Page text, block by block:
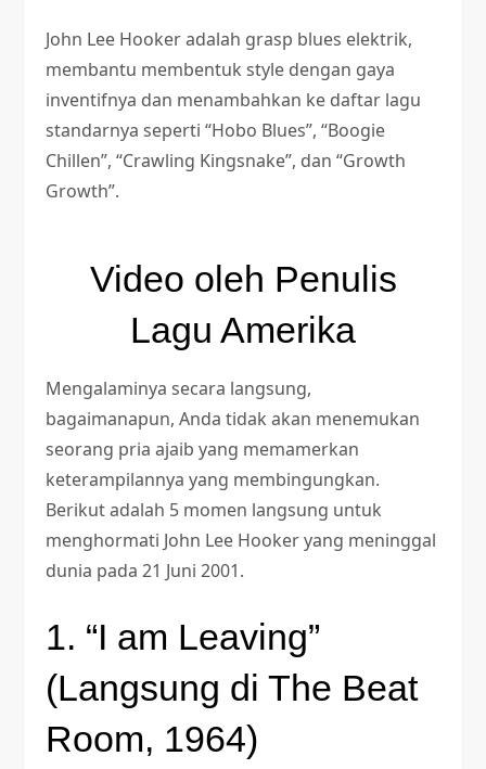
John Lee Hooker adalah grasp blues elektrik,
membantu membentuk style dengan gaya
inventifnya dan menambahkan ke daftar lagu
standarnya seperti “Hobo Blues”, “Boogie
Chillen”, “Crawling Kingsnake”, dan “Growth
Growth”.
Video oleh Penulis
Lagu Amerika
Mengalaminya secara langsung,
bagaimanapun, Anda tidak akan menemukan
seorang pria ajaib yang memamerkan
keterampilannya yang membingungkan.
Berikut adalah 5 momen langsung untuk
menghormati John Lee Hooker yang meninggal
dunia pada 21 Juni 2001.
1. “I am Leaving”
(Langsung di The Beat
Room, 1964)